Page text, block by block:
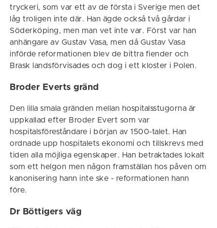
tryckeri, som var ett av de första i Sverige men det
låg troligen inte där. Han ägde också två gårdar i
Söderköping, men man vet inte var. Först var han
anhängare av Gustav Vasa, men då Gustav Vasa
införde reformationen blev de bittra fiender och
Brask landsförvisades och dog i ett kloster i Polen.
Broder Everts gränd
Den lilla smala gränden mellan hospitalsstugorna är
uppkallad efter Broder Evert som var
hospitalsföreståndare i början av 1500-talet. Han
ordnade upp hospitalets ekonomi och tillskrevs med
tiden alla möjliga egenskaper. Han betraktades lokalt
som ett helgon men någon framställan hos påven om
kanonisering hann inte ske - reformationen hann
före.
Dr Böttigers väg